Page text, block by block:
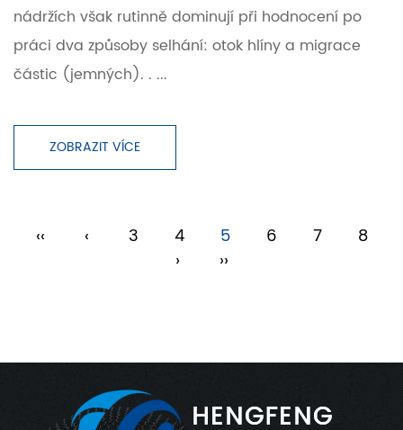
nádržích však rutinně dominují při hodnocení po
práci dva způsoby selhání: otok hlíny a migrace
částic (jemných). . ...
ZOBRAZIT VÍCE
‹‹ ‹ 3 4 5 6 7
8
›
››